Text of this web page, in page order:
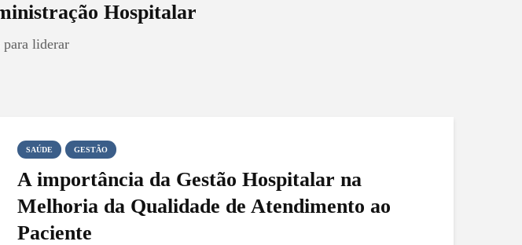
Hospitalar
para liderar
SAÚDE GESTÃO
A importância da Gestão Hospitalar na
Melhoria da Qualidade de Atendimento ao
Paciente